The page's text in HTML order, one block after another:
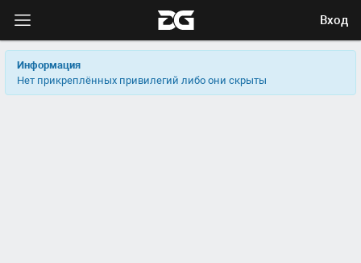
Вход
Информация
Нет прикреплённых привилегий либо они скрыты